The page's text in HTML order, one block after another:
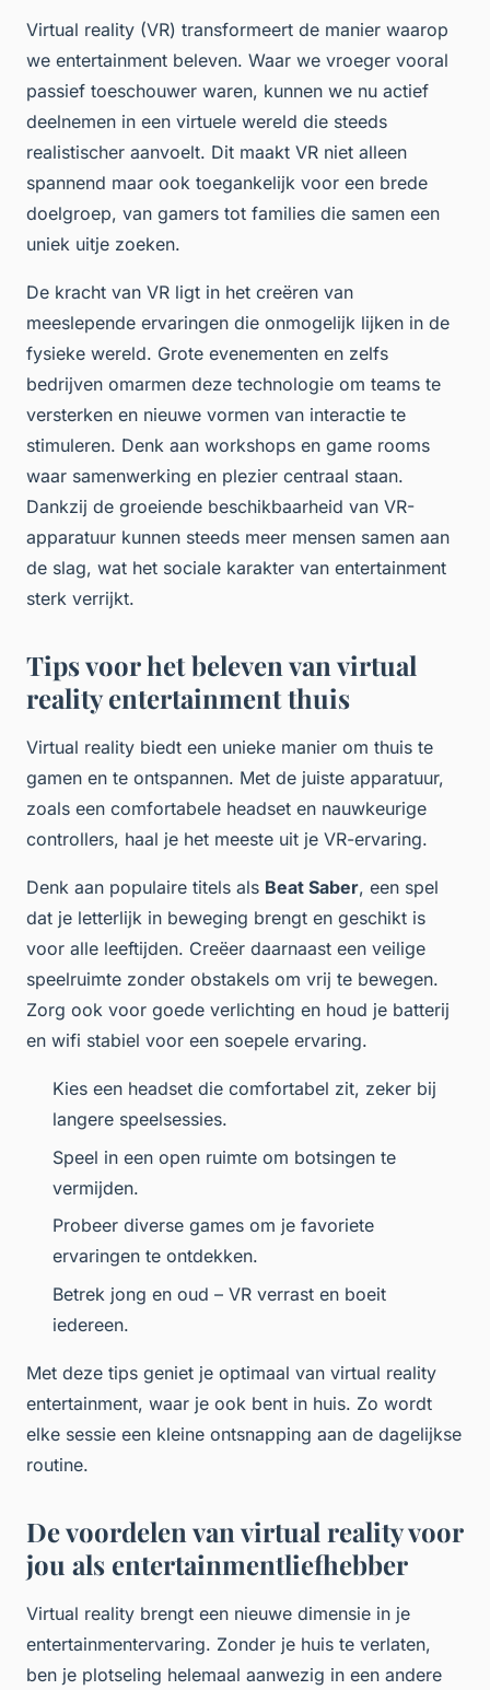
Virtual reality (VR) transformeert de manier waarop
we entertainment beleven. Waar we vroeger vooral
passief toeschouwer waren, kunnen we nu actief
deelnemen in een virtuele wereld die steeds
realistischer aanvoelt. Dit maakt VR niet alleen
spannend maar ook toegankelijk voor een brede
doelgroep, van gamers tot families die samen een
uniek uitje zoeken.
De kracht van VR ligt in het creëren van
meeslepende ervaringen die onmogelijk lijken in de
fysieke wereld. Grote evenementen en zelfs
bedrijven omarmen deze technologie om teams te
versterken en nieuwe vormen van interactie te
stimuleren. Denk aan workshops en game rooms
waar samenwerking en plezier centraal staan.
Dankzij de groeiende beschikbaarheid van VR-
apparatuur kunnen steeds meer mensen samen aan
de slag, wat het sociale karakter van entertainment
sterk verrijkt.
Tips voor het beleven van virtual
reality entertainment thuis
Virtual reality biedt een unieke manier om thuis te
gamen en te ontspannen. Met de juiste apparatuur,
zoals een comfortabele headset en nauwkeurige
controllers, haal je het meeste uit je VR-ervaring.
Denk aan populaire titels als Beat Saber, een spel
dat je letterlijk in beweging brengt en geschikt is
voor alle leeftijden. Creëer daarnaast een veilige
speelruimte zonder obstakels om vrij te bewegen.
Zorg ook voor goede verlichting en houd je batterij
en wifi stabiel voor een soepele ervaring.
Kies een headset die comfortabel zit, zeker bij
langere speelsessies.
Speel in een open ruimte om botsingen te
vermijden.
Probeer diverse games om je favoriete
ervaringen te ontdekken.
Betrek jong en oud – VR verrast en boeit
iedereen.
Met deze tips geniet je optimaal van virtual reality
entertainment, waar je ook bent in huis. Zo wordt
elke sessie een kleine ontsnapping aan de dagelijkse
routine.
De voordelen van virtual reality voor
jou als entertainmentliefhebber
Virtual reality brengt een nieuwe dimensie in je
entertainmentervaring. Zonder je huis te verlaten,
ben je plotseling helemaal aanwezig in een andere